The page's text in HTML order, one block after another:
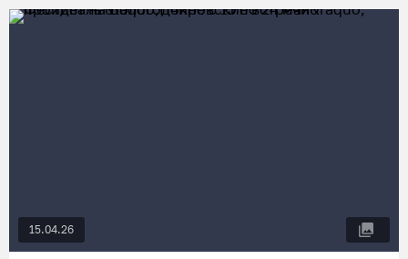
15.04.26